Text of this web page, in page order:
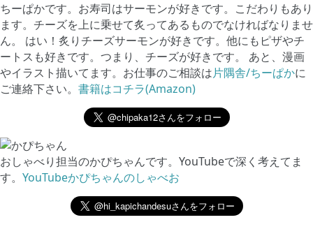
ちーぱかです。お寿司はサーモンが好きです。こだわりもあり
ます。チーズを上に乗せて炙ってあるものでなければなりませ
ん。 はい！炙りチーズサーモンが好きです。他にもピザやチ
ートスも好きです。つまり、チーズが好きです。 あと、漫画
やイラスト描いてます。お仕事のご相談は片隅舎/ちーぱかに
ご連絡下さい。 書籍はコチラ(Amazon)
おしゃべり担当のかぴちゃんです。YouTubeで深く考えてま
す。 YouTubeかぴちゃんのしゃべお